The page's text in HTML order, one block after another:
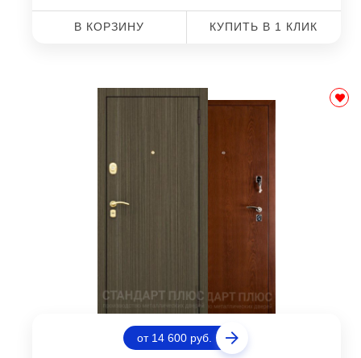
В КОРЗИНУ КУПИТЬ В 1 КЛИК
от 14 600 руб.